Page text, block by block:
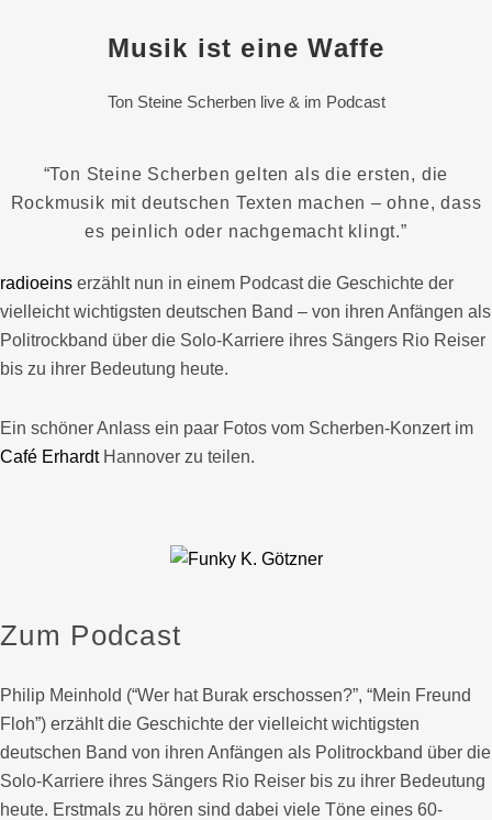
Musik ist eine Waffe
Ton Steine Scherben live & im Podcast
“Ton Steine Scherben gelten als die ersten, die
Rockmusik mit deutschen Texten machen – ohne, dass
es peinlich oder nachgemacht klingt.”
radioeins erzählt nun in einem Podcast die Geschichte der
vielleicht wichtigsten deutschen Band – von ihren Anfängen als
Politrockband über die Solo-Karriere ihres Sängers Rio Reiser
bis zu ihrer Bedeutung heute.
Ein schöner Anlass ein paar Fotos vom Scherben-Konzert im
Café ErhardtHannover zu teilen.
Zum Podcast
Philip Meinhold (“Wer hat Burak erschossen?”, “Mein Freund
Floh”) erzählt die Geschichte der vielleicht wichtigsten
deutschen Band von ihren Anfängen als Politrockband über die
Solo-Karriere ihres Sängers Rio Reiser bis zu ihrer Bedeutung
heute. Erstmals zu hören sind dabei viele Töne eines 60-